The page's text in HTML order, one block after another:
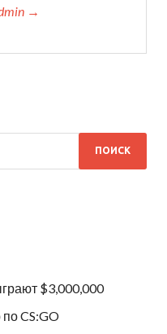
→
$3,000,000
CS:GO